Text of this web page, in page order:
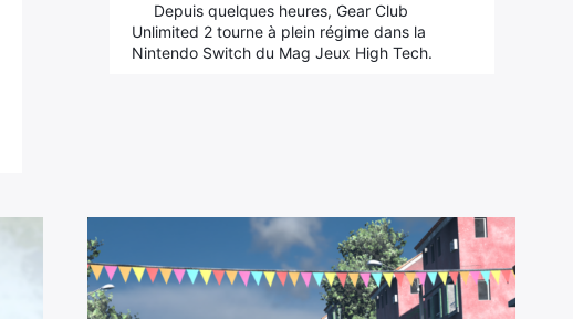
Depuis quelques heures, Gear Club
Unlimited 2 tourne à plein régime dans la
Nintendo Switch du Mag Jeux High Tech.